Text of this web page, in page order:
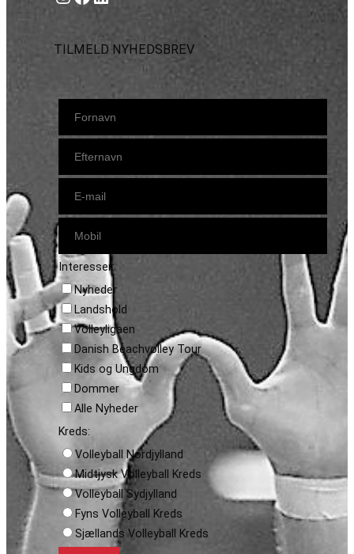
TILMELD NYHEDSBREV
Interesser:
Nyheder
Landshold
Volleyligaen
Danish Beachvolley Tour
Kids og Ungdom
Dommer
Alle Nyheder
Kreds:
Volleyball Nordjylland
Midtjysk Volleyball Kreds
Volleyball Sydjylland
Fyns Volleyball Kreds
Sjællands Volleyball Kreds